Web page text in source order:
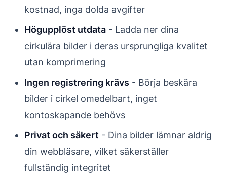
kostnad, inga dolda avgifter
Högupplöst utdata - Ladda ner dina
cirkulära bilder i deras ursprungliga kvalitet
utan komprimering
Ingen registrering krävs - Börja beskära
bilder i cirkel omedelbart, inget
kontoskapande behövs
Privat och säkert - Dina bilder lämnar aldrig
din webbläsare, vilket säkerställer
fullständig integritet